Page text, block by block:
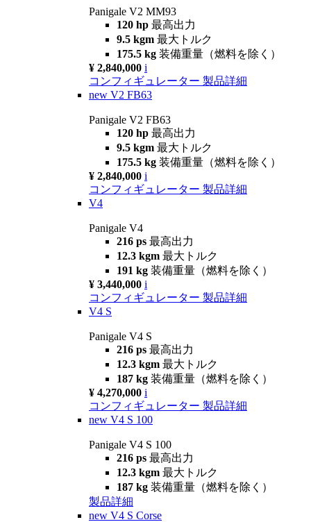
Panigale V2 MM93
120 hp 最高出力
9.5 kgm 最大トルク
175.5 kg 装備重量（燃料を除く）
¥ 2,840,000 i
コンフィギュレーター 製品詳細
new V2 FB63
Panigale V2 FB63
120 hp 最高出力
9.5 kgm 最大トルク
175.5 kg 装備重量（燃料を除く）
¥ 2,840,000 i
コンフィギュレーター 製品詳細
V4
Panigale V4
216 ps 最高出力
12.3 kgm 最大トルク
191 kg 装備重量（燃料を除く）
¥ 3,440,000 i
コンフィギュレーター 製品詳細
V4 S
Panigale V4 S
216 ps 最高出力
12.3 kgm 最大トルク
187 kg 装備重量（燃料を除く）
¥ 4,270,000 i
コンフィギュレーター 製品詳細
new V4 S 100
Panigale V4 S 100
216 ps 最高出力
12.3 kgm 最大トルク
187 kg 装備重量（燃料を除く）
製品詳細
new V4 S Corse